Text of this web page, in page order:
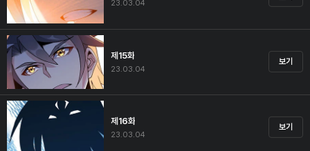
23.03.04
제15화
23.03.04
보기
제16화
23.03.04
보기